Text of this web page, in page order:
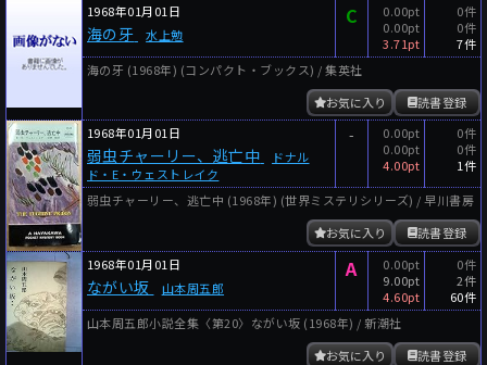
1968年01月01日
海の牙 水上勉
C
0.00pt
0.00pt
3.71pt
0件
0件
7件
海の牙 (1968年) (コンパクト・ブックス) / 集英社
読書登録
お気に入り
1968年01月01日
弱虫チャーリー、逃亡中
ドナル
ド・E・ウェストレイク
-
0.00pt
0.00pt
4.00pt
0件
0件
1件
弱虫チャーリー、逃亡中 (1968年) (世界ミステリシリーズ) / 早川書房
読書登録
お気に入り
1968年01月01日
ながい坂 山本周五郎
A
0.00pt
9.00pt
4.60pt
0件
2件
60件
山本周五郎小説全集〈第20〉ながい坂 (1968年) / 新潮社
読書登録
お気に入り